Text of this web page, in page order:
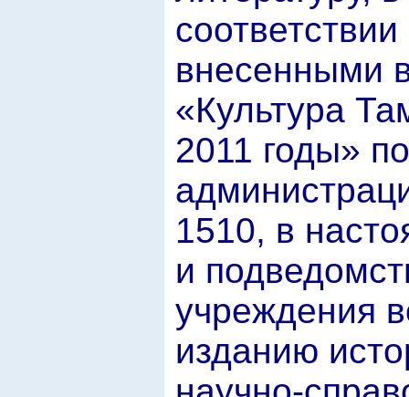
внесенными
«Культура
2011 годы»
1510, в
и
учреждения
изданию